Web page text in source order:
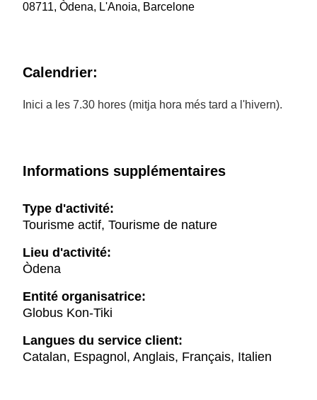
08711, Òdena, L'Anoia, Barcelone
Calendrier:
Inici a les 7.30 hores (mitja hora més tard a l'hivern).
Informations supplémentaires
Type d'activité:
Tourisme actif, Tourisme de nature
Lieu d'activité:
Òdena
Entité organisatrice:
Globus Kon-Tiki
Langues du service client:
Catalan, Espagnol, Anglais, Français, Italien